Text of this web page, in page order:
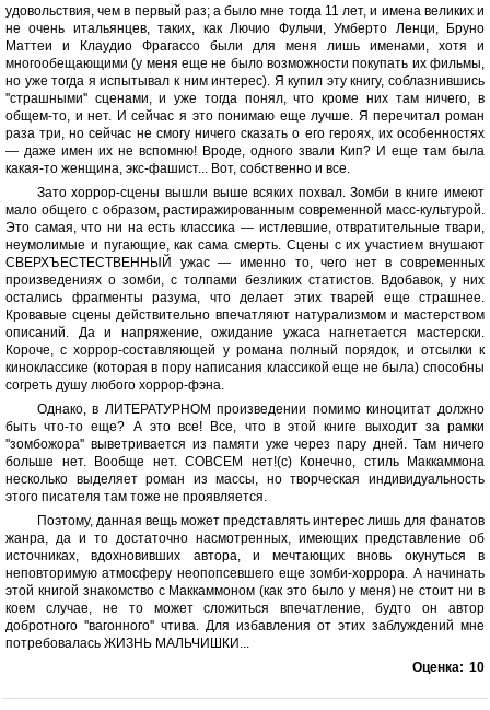
удовольствия, чем в первый раз; а было мне тогда 11 лет, и имена великих и
не очень итальянцев, таких, как Лючио Фульчи, Умберто Ленци, Бруно
Маттеи и Клаудио Фрагассо были для меня лишь именами, хотя и
многообещающими (у меня еще не было возможности покупать их фильмы,
но уже тогда я испытывал к ним интерес). Я купил эту книгу, соблазнившись
''страшными'' сценами, и уже тогда понял, что кроме них там ничего, в
общем-то, и нет. И сейчас я это понимаю еще лучше. Я перечитал роман
раза три, но сейчас не смогу ничего сказать о его героях, их особенностях
— даже имен их не вспомню! Вроде, одного звали Кип? И еще там была
какая-то женщина, экс-фашист... Вот, собственно и все.
Зато хоррор-сцены вышли выше всяких похвал. Зомби в книге имеют
мало общего с образом, растиражированным современной масс-культурой.
Это самая, что ни на есть классика — истлевшие, отвратительные твари,
неумолимые и пугающие, как сама смерть. Сцены с их участием внушают
СВЕРХЪЕСТЕСТВЕННЫЙ ужас — именно то, чего нет в современных
произведениях о зомби, с толпами безликих статистов. Вдобавок, у них
остались фрагменты разума, что делает этих тварей еще страшнее.
Кровавые сцены действительно впечатляют натурализмом и мастерством
описаний. Да и напряжение, ожидание ужаса нагнетается мастерски.
Короче, с хоррор-составляющей у романа полный порядок, и отсылки к
киноклассике (которая в пору написания классикой еще не была) способны
согреть душу любого хоррор-фэна.
Однако, в ЛИТЕРАТУРНОМ произведении помимо киноцитат должно
быть что-то еще? А это все! Все, что в этой книге выходит за рамки
''зомбожора'' выветривается из памяти уже через пару дней. Там ничего
больше нет. Вообще нет. СОВСЕМ нет!(с) Конечно, стиль Маккаммона
несколько выделяет роман из массы, но творческая индивидуальность
этого писателя там тоже не проявляется.
Поэтому, данная вещь может представлять интерес лишь для фанатов
жанра, да и то достаточно насмотренных, имеющих представление об
источниках, вдохновивших автора, и мечтающих вновь окунуться в
неповторимую атмосферу неопопсевшего еще зомби-хоррора. А начинать
этой книгой знакомство с Маккаммоном (как это было у меня) не стоит ни в
коем случае, не то может сложиться впечатление, будто он автор
добротного ''вагонного'' чтива. Для избавления от этих заблуждений мне
потребовалась ЖИЗНЬ МАЛЬЧИШКИ...
Оценка: 10